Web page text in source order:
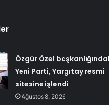
Özgür Özel
Yeni Parti, Yargıtay resmi
sitesine işlendi
Ağustos 8, 2026